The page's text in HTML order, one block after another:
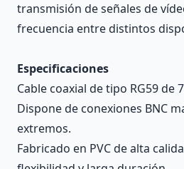
transmisión de señales de
frecuencia entre distintos
Especificaciones
Cable coaxial de tipo RG59 de
Dispone de conexiones BNC
extremos.
Fabricado en PVC de alta